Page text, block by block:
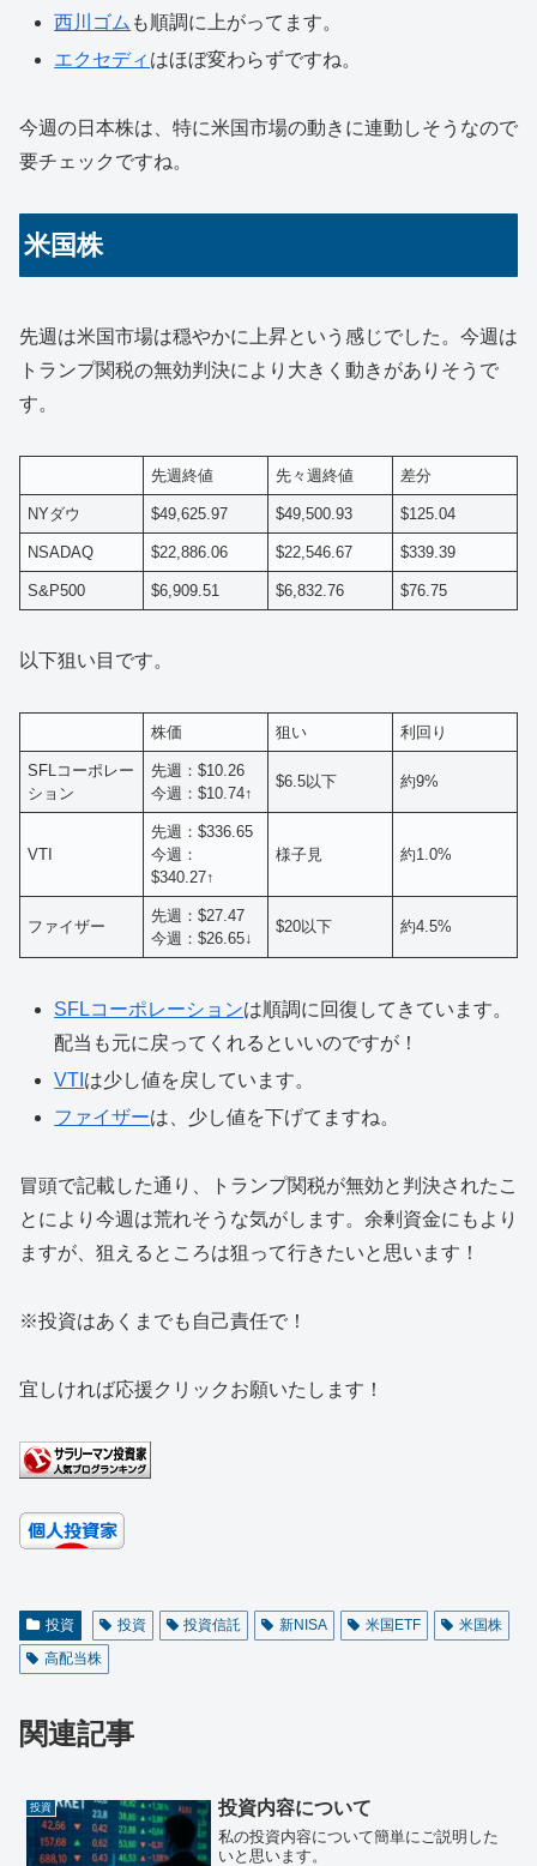
西川ゴム も順調に上がってます。
エクセディ はほぼ変わらずですね。
今週の日本株は、特に米国市場の動きに連動しそうなので
要チェックですね。
米国株
先週は米国市場は穏やかに上昇という感じでした。今週は
トランプ関税の無効判決により大きく動きがありそうで
す。
先週終値 先々週終値 差分
NYダウ $49,625.97 $49,500.93 $125.04
NSADAQ $22,886.06 $22,546.67 $339.39
S&P500 $6,909.51 $6,832.76 $76.75
以下狙い目です。
株価 狙い 利回り
SFLコーポレー
ション
先週：$10.26
今週：$10.74↑
$6.5以下 約9%
VTI
先週：$336.65
今週：
$340.27↑
様子見 約1.0%
ファイザー
先週：$27.47
今週：$26.65↓
$20以下 約4.5%
SFLコーポレーションは順調に回復してきています。
配当も元に戻ってくれるといいのですが！
VTI は少し値を戻しています。
ファイザーは、少し値を下げてますね。
冒頭で記載した通り、トランプ関税が無効と判決されたこ
とにより今週は荒れそうな気がします。余剰資金にもより
ますが、狙えるところは狙って行きたいと思います！
※投資はあくまでも自己責任で！
宜しければ応援クリックお願いたします！
投資 投資 投資信託 新NISA 米国ETF
米国株
高配当株
関連記事
投資 投資内容について
私の投資内容について簡単にご説明した
いと思います。